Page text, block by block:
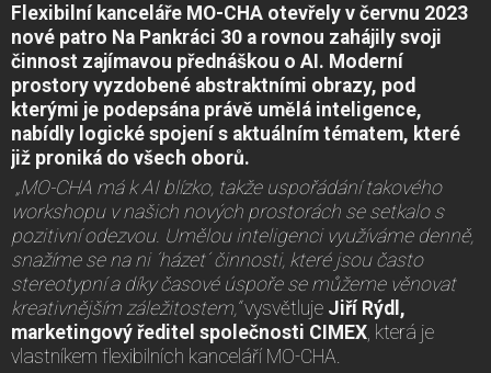
Flexibilní kanceláře MO-CHA otevřely v červnu 2023
nové patro Na Pankráci 30 a rovnou zahájily svoji
činnost zajímavou přednáškou o AI. Moderní
prostory vyzdobené abstraktními obrazy, pod
kterými je podepsána právě umělá inteligence,
nabídly logické spojení s aktuálním tématem, které
již proniká do všech oborů.
„MO-CHA má k AI blízko, takže uspořádání takového
workshopu v našich nových prostorách se setkalo s
pozitivní odezvou. Umělou inteligenci využíváme denně,
snažíme se na ni ´házet´ činnosti, které jsou často
stereotypní a díky časové úspoře se můžeme věnovat
kreativnějším záležitostem,“vysvětluje Jiří Rýdl,
marketingový ředitel společnosti CIMEX , která je
vlastníkem flexibilních kanceláří MO-CHA.